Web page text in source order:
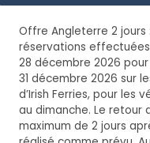
Offre Angleterre 2 jours
réservations
28 décembre 2026
31 décembre 2026 sur
d’Irish Ferries, pour les
au dimanche. Le
maximum de 2 jours